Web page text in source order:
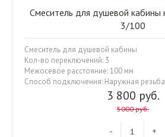
3 800 руб.
5000 руб.
- +
Смеситель для душевой кабины
3/100
Смеситель для душевой кабины
Кол-во переключений: 3
Межосевое расстояние: 100 мм
Способ подключения: Наружная